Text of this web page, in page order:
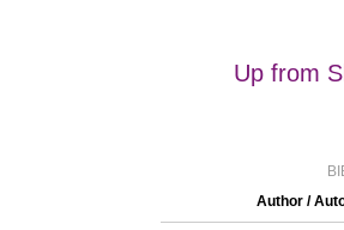
Up from
Author /